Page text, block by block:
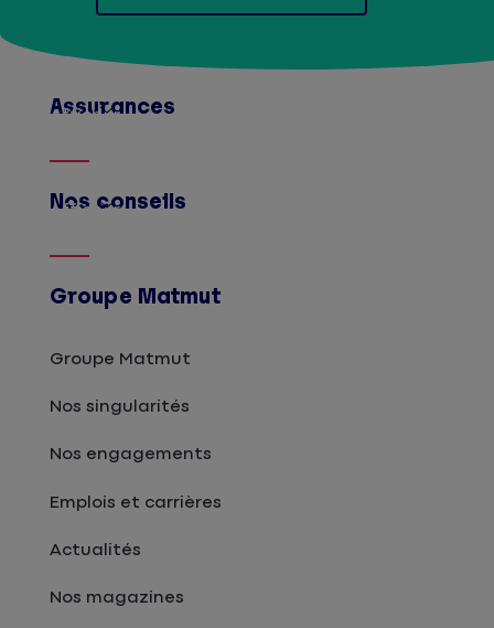
Assurances
Afficher
Nos conseils
Afficher
Groupe Matmut
Groupe Matmut
Nos singularités
Nos engagements
Emplois et carrières
Actualités
Nos magazines